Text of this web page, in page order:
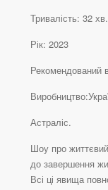
Тривалість: 32 хв.
Рік: 2023
Рекомендований
Астраліс.
Шоу про
до завершення
Всі ці явища